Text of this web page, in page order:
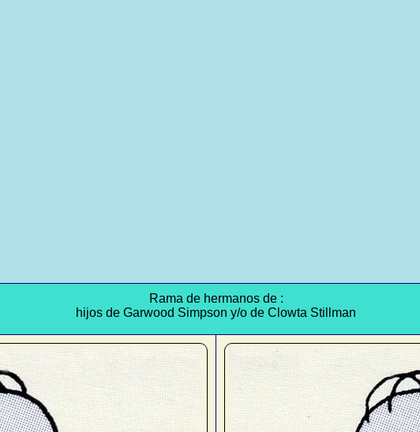
Rama de hermanos de :
hijos de Garwood Simpson y/o de Clowta Stillman